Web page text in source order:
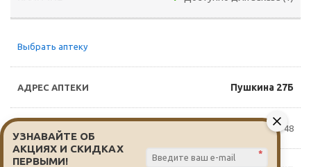
Выбрать аптеку
Пушкина 27Б
8(3822)65-14-48
УЗНАВАЙТЕ ОБ
АКЦИЯХ И СКИДКАХ
ПЕРВЫМИ!
*